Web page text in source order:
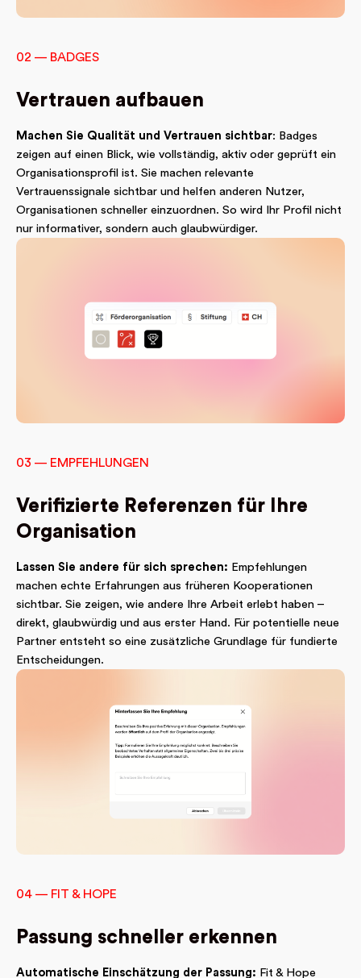
02 — BADGES
Vertrauen aufbauen
Machen Sie Qualität und Vertrauen sichtbar: Badges
zeigen auf einen Blick, wie vollständig, aktiv oder geprüft ein
Organisationsprofil ist. Sie machen relevante
Vertrauenssignale sichtbar und helfen anderen Nutzer,
Organisationen schneller einzuordnen. So wird Ihr Profil nicht
nur informativer, sondern auch glaubwürdiger.
03 — EMPFEHLUNGEN
Verifizierte Referenzen für Ihre
Organisation
Lassen Sie andere für sich sprechen: Empfehlungen
machen echte Erfahrungen aus früheren Kooperationen
sichtbar. Sie zeigen, wie andere Ihre Arbeit erlebt haben –
direkt, glaubwürdig und aus erster Hand. Für potentielle neue
Partner entsteht so eine zusätzliche Grundlage für fundierte
Entscheidungen.
04 — FIT & HOPE
Passung schneller erkennen
Automatische Einschätzung der Passung: Fit & Hope